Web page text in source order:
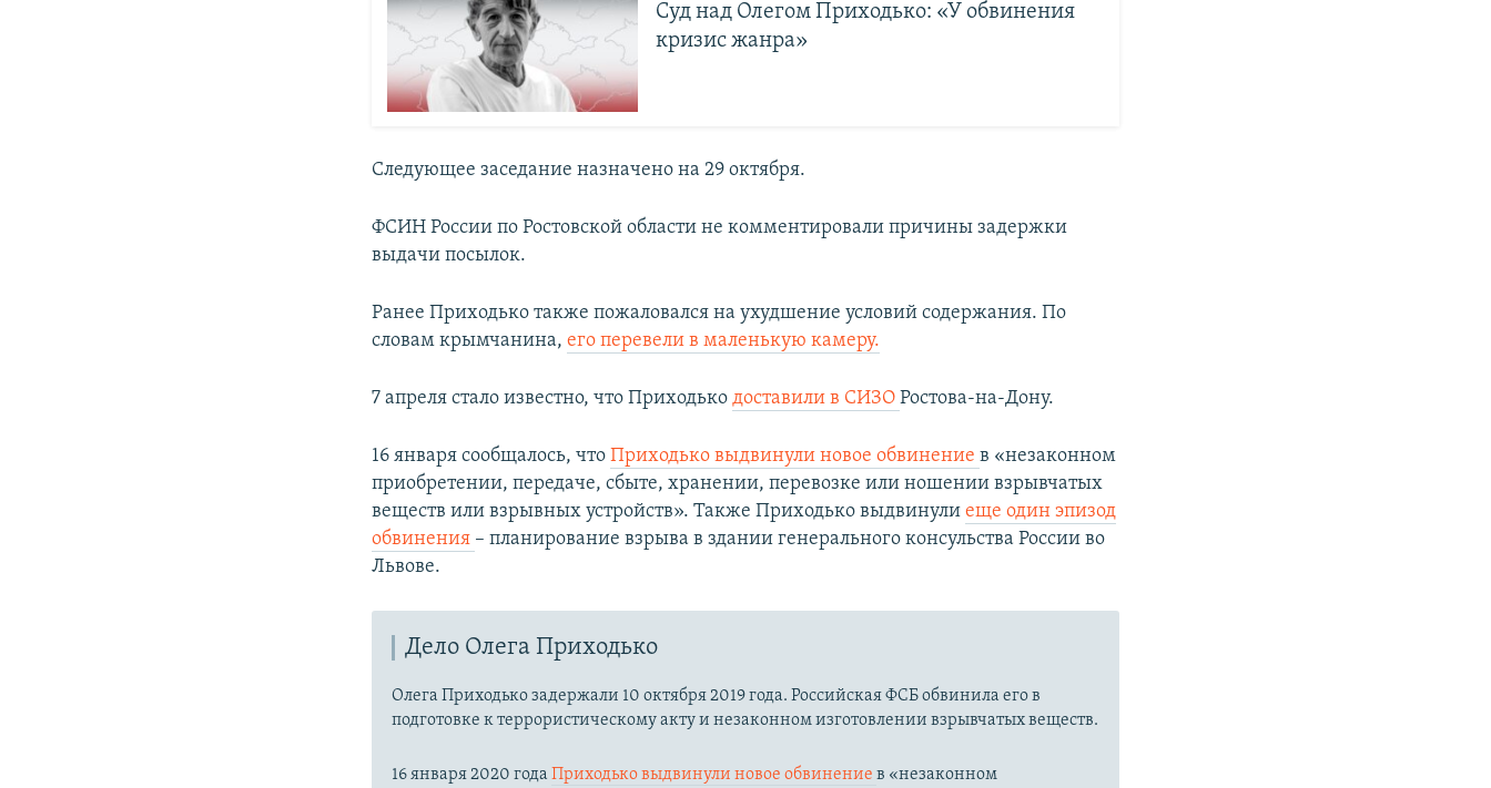
Суд над Олегом Приходько: «У обвинения
кризис жанра»
Следующее заседание назначено на 29 октября.
ФСИН России по Ростовской области не комментировали причины задержки
выдачи посылок.
Ранее Приходько также пожаловался на ухудшение условий содержания. По
словам крымчанина,его перевели в маленькую камеру.
7 апреля стало известно, что Приходькодоставили в СИЗОРостова-на-Дону.
16 января сообщалось, чтоПриходько выдвинули новое обвинениев «незаконном
приобретении, передаче, сбыте, хранении, перевозке или ношении взрывчатых
веществ или взрывных устройств​». Также Приходько выдвинулиеще один эпизод
обвинения – планирование взрыва в здании генерального консульства России во
Львове.
Дело Олега Приходько
Олега Приходько задержали 10 октября 2019 года. Российская ФСБ обвинила его в
подготовке к террористическому акту и незаконном изготовлении взрывчатых веществ.
16 января 2020 годаПриходько выдвинули новое обвинениев «незаконном